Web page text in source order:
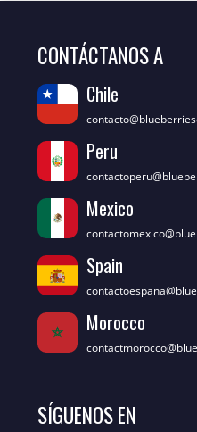
CONTÁCTANOS A
Chile
Peru
Mexico
Spain
Morocco
SÍGUENOS EN